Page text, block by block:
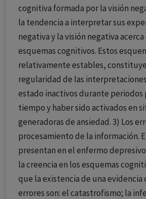
cognitiva formada por la visión
la tendencia a interpretar sus
negativa y la visión negativa
esquemas cognitivos. Estos
relativamente estables,
regularidad de las
estado inactivos durante periodos
tiempo y haber sido activados en
generadoras de ansiedad. 3) Los
procesamiento de la información.
presentan en el enfermo
la creencia en los esquemas
que la existencia de una evidencia
errores son: el catastrofismo; la